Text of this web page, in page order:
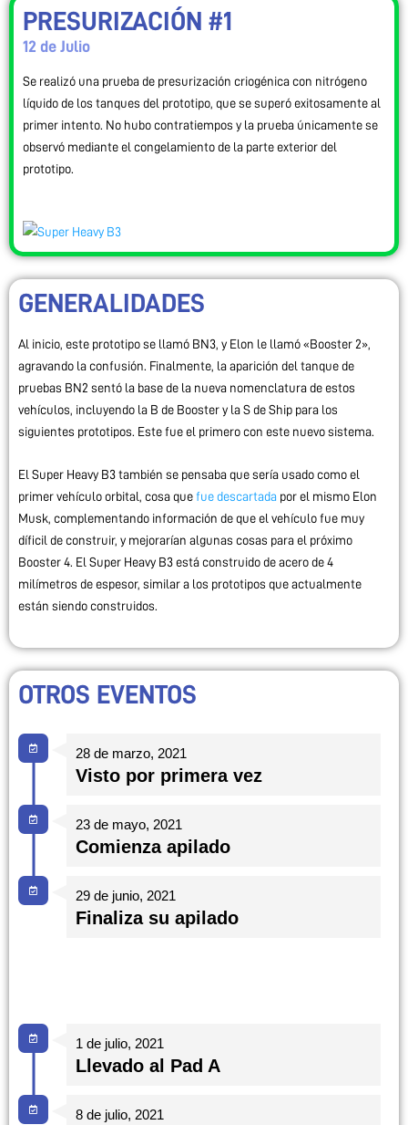
PRESURIZACIÓN #1
12 de Julio
Se realizó una prueba de presurización criogénica con nitrógeno
líquido de los tanques del prototipo, que se superó exitosamente al
primer intento. No hubo contratiempos y la prueba únicamente se
observó mediante el congelamiento de la parte exterior del
prototipo.
GENERALIDADES
Al inicio, este prototipo se llamó BN3, y Elon le llamó «Booster 2»,
agravando la confusión. Finalmente, la aparición del tanque de
pruebas BN2 sentó la base de la nueva nomenclatura de estos
vehículos, incluyendo la B de Booster y la S de Ship para los
siguientes prototipos. Este fue el primero con este nuevo sistema.
El Super Heavy B3 también se pensaba que sería usado como el
primer vehículo orbital, cosa que fue descartada por el mismo Elon
Musk, complementando información de que el vehículo fue muy
díficil de construir, y mejorarían algunas cosas para el próximo
Booster 4. El Super Heavy B3 está construido de acero de 4
milímetros de espesor, similar a los prototipos que actualmente
están siendo construidos.
OTROS EVENTOS
28 de marzo, 2021
Visto por primera vez
23 de mayo, 2021
Comienza apilado
29 de junio, 2021
Finaliza su apilado
1 de julio, 2021
Llevado al Pad A
8 de julio, 2021